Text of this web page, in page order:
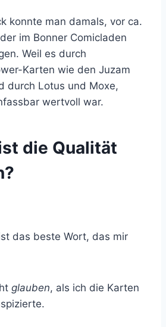
konnte man damals, vor ca.
im Bonner Comicladen
Weil es durch
Karten wie den Juzam
durch Lotus und Moxe,
wertvoll war.
die Qualität
das beste Wort, das mir
glauben, als ich die Karten